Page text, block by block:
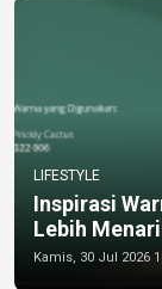
LIFESTYLE
Inspirasi
Lebih
Kamis, 30 Jul 2026